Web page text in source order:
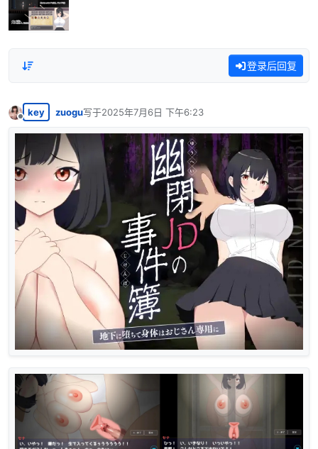
登录后回复
离线
key zuogu写于2025年7月6日 下午6:23
最后由 编辑